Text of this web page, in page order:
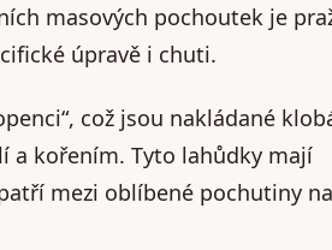
masových pochoutek je
úpravě i chuti.
což jsou nakládané
a kořením. Tyto lahůdky mají
mezi oblíbené pochutiny na